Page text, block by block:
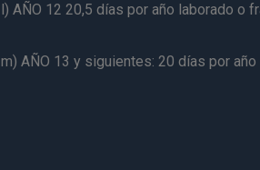
l) AÑO 12 20,5 días por año laborado o
m) AÑO 13 y siguientes: 20 días por